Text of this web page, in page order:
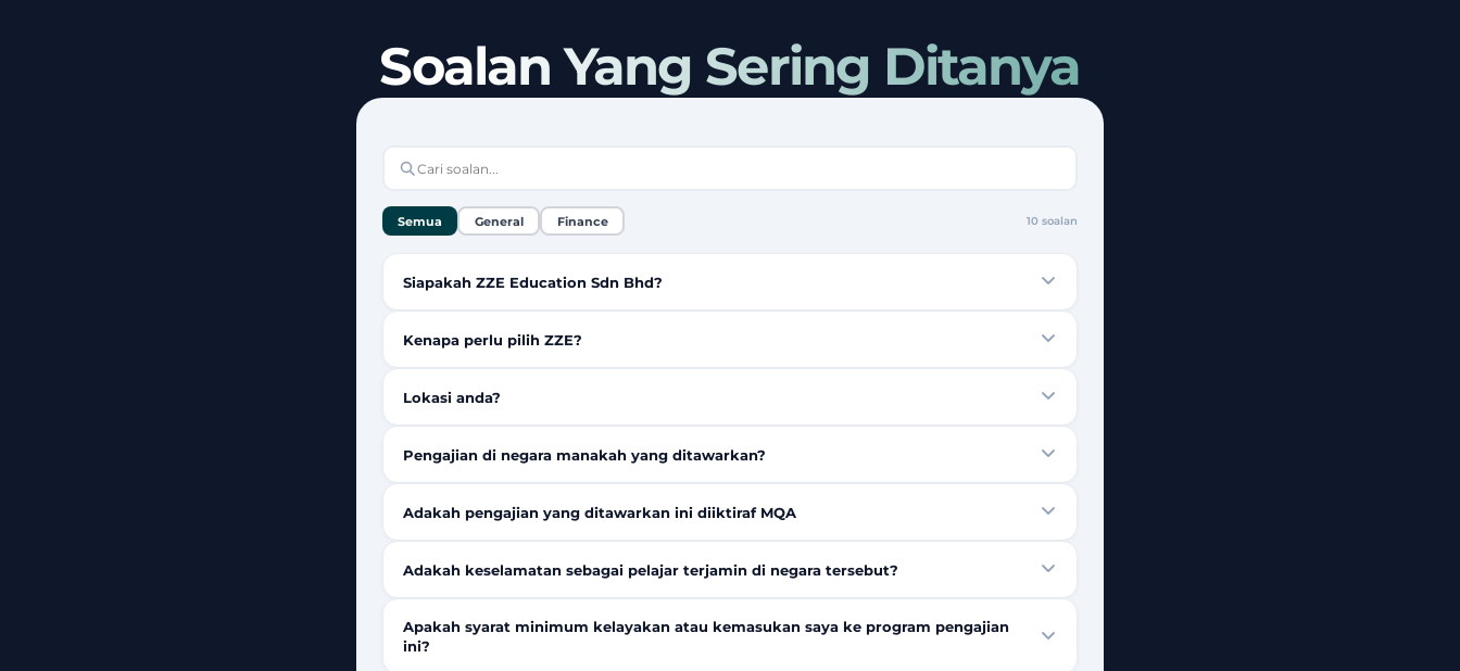
Soalan Yang Sering Ditanya
Semua General Finance 10 soalan
Siapakah ZZE Education Sdn Bhd?
Kenapa perlu pilih ZZE?
Lokasi anda?
Pengajian di negara manakah yang ditawarkan?
Adakah pengajian yang ditawarkan ini diiktiraf MQA
Adakah keselamatan sebagai pelajar terjamin di negara tersebut?
Apakah syarat minimum kelayakan atau kemasukan saya ke program pengajian
ini?